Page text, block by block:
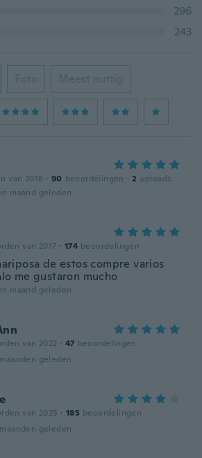
296
243
Foto Meest nuttig
van 2018 · 90 beoordelingen · 2 uploads
maand geleden
van 2017 · 174 beoordelingen
de estos compre varios
me gustaron mucho
maand geleden
van 2022 · 47 beoordelingen
geleden
van 2025 · 185 beoordelingen
geleden